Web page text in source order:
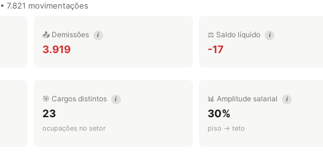
• 7.821 movimentações
📤 Demissões i
3.919
⚖️ Saldo líquido i
-17
🎯 Cargos distintos i
23
ocupações no setor
📊 Amplitude salarial i
30%
piso → teto